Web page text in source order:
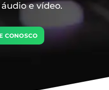
e vídeo.
CONOSCO